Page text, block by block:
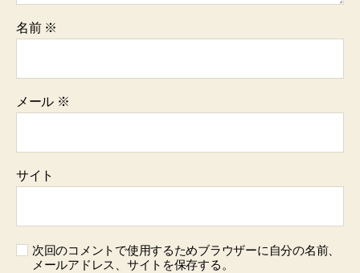
名前 ※
メール ※
サイト
次回のコメントで使用するためブラウザーに自分の名前、
メールアドレス、サイトを保存する。